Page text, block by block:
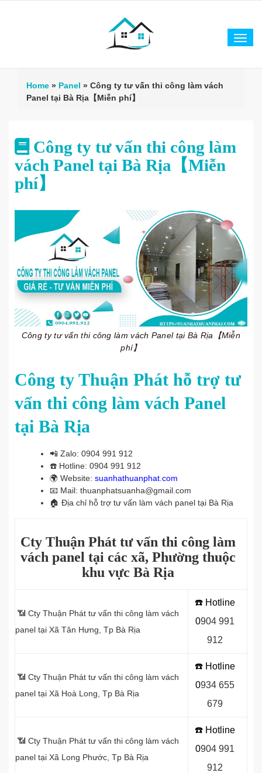
Home » Panel » Công ty tư vấn thi công làm vách
Panel tại Bà Rịa【Miễn phí】
Công ty tư vấn thi công làm
vách Panel tại Bà Rịa【Miễn
phí】
Công ty tư vấn thi công làm vách Panel tại Bà Rịa【Miễn
phí】
Công ty Thuận Phát hỗ trợ tư
vấn thi công làm vách Panel
tại Bà Rịa
📲 Zalo: 0904 991 912
☎️ Hotline: 0904 991 912
🌍 Website: suanhathuanphat.com
📧 Mail: thuanphatsuanha@gmail.com
🏠 Địa chỉ hỗ trợ tư vấn làm vách panel tại Bà Rịa
Cty Thuận Phát tư vấn thi công làm
vách panel tại các xã, Phường thuộc
khu vực Bà Rịa
📶 Cty Thuận Phát tư vấn thi công làm vách
panel tại Xã Tân Hưng, Tp Bà Rịa
☎️ Hotline
0904 991
912
📶 Cty Thuận Phát tư vấn thi công làm vách
panel tại Xã Hoà Long, Tp Bà Rịa
☎️ Hotline
0934 655
679
📶 Cty Thuận Phát tư vấn thi công làm vách
panel tại Xã Long Phước, Tp Bà Rịa
☎️ Hotline
0904 991
912